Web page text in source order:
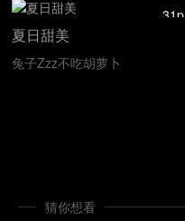
31p
夏日甜美
兔子Zzz不吃胡萝卜
猜你想看